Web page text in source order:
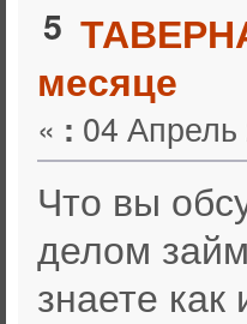
5
месяце
« : 04 Апрель
Что вы
делом
знаете как